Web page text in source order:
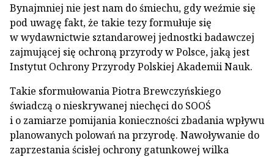
Bynajmniej nie jest nam do śmiechu, gdy weźmie się
pod uwagę fakt, że takie tezy formułuje się
w wydawnictwie sztandarowej jednostki badawczej
zajmującej się ochroną przyrody w Polsce, jaką jest
Instytut Ochrony Przyrody Polskiej Akademii Nauk.
Takie sformułowania Piotra Brewczyńskiego
świadczą o nieskrywanej niechęci do SOOŚ
i o zamiarze pomijania konieczności zbadania wpływu
planowanych polowań na przyrodę. Nawoływanie do
zaprzestania ścisłej ochrony gatunkowej wilka